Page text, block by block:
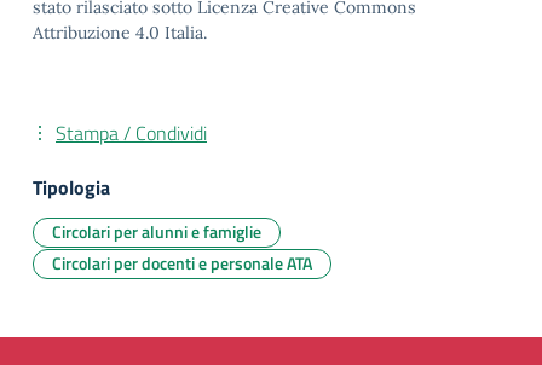
stato rilasciato sotto Licenza Creative Commons
Attribuzione 4.0 Italia.
Stampa / Condividi
Tipologia
Circolari per alunni e famiglie
Circolari per docenti e personale ATA